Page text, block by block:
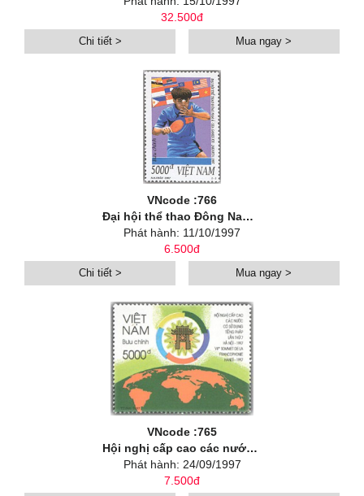
32.500đ
Chi tiết > Mua ngay >
VNcode :766
Đại hội thể thao Đông Nam á lần thứ XIX (SEA GAMES XIX - Jakarta 1997)
Phát hành: 11/10/1997
6.500đ
Chi tiết > Mua ngay >
VNcode :765
Hội nghị cấp cao các nước có sử dụng tiếng Pháp lần thứ VII
Phát hành: 24/09/1997
7.500đ